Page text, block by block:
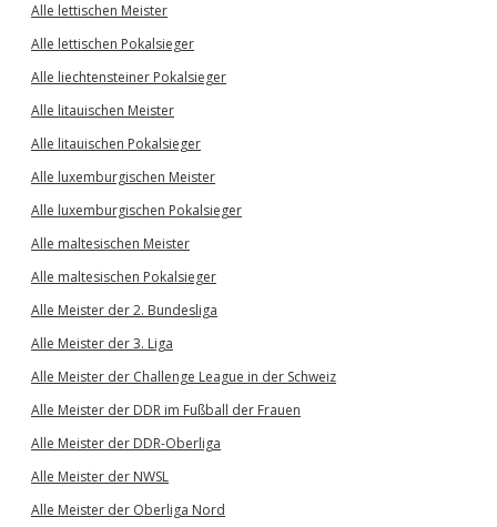
Alle lettischen Meister
Alle lettischen Pokalsieger
Alle liechtensteiner Pokalsieger
Alle litauischen Meister
Alle litauischen Pokalsieger
Alle luxemburgischen Meister
Alle luxemburgischen Pokalsieger
Alle maltesischen Meister
Alle maltesischen Pokalsieger
Alle Meister der 2. Bundesliga
Alle Meister der 3. Liga
Alle Meister der Challenge League in der Schweiz
Alle Meister der DDR im Fußball der Frauen
Alle Meister der DDR-Oberliga
Alle Meister der NWSL
Alle Meister der Oberliga Nord